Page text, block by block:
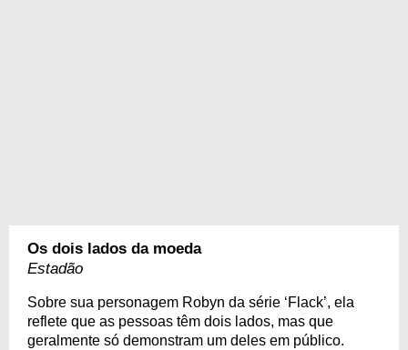
Os dois lados da moeda
Estadão
Sobre sua personagem Robyn da série ‘Flack’, ela
reflete que as pessoas têm dois lados, mas que
geralmente só demonstram um deles em público.